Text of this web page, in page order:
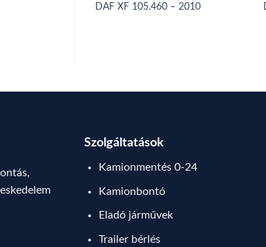
DAF XF 105.460 – 2010
Szolgáltatások
Kamionmentés 0-24
Kamionbontó
Eladó járművek
Trailer bérlés